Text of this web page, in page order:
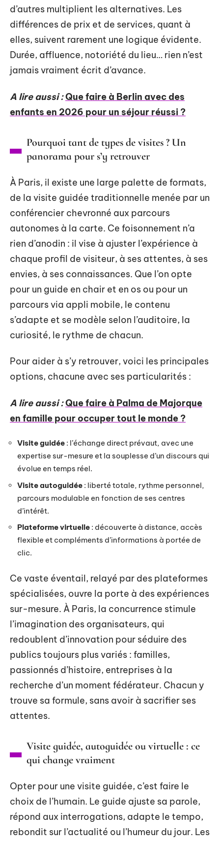
d’autres multiplient les alternatives. Les
différences de prix et de services, quant à
elles, suivent rarement une logique évidente.
Durée, affluence, notoriété du lieu… rien n’est
jamais vraiment écrit d’avance.
A lire aussi :Que faire à Berlin avec des
enfants en 2026 pour un séjour réussi ?
Pourquoi tant de types de visites ? Un
panorama pour s’y retrouver
À Paris, il existe une large palette de formats,
de la visite guidée traditionnelle menée par un
conférencier chevronné aux parcours
autonomes à la carte. Ce foisonnement n’a
rien d’anodin : il vise à ajuster l’expérience à
chaque profil de visiteur, à ses attentes, à ses
envies, à ses connaissances. Que l’on opte
pour un guide en chair et en os ou pour un
parcours via appli mobile, le contenu
s’adapte et se modèle selon l’auditoire, la
curiosité, le rythme de chacun.
Pour aider à s’y retrouver, voici les principales
options, chacune avec ses particularités :
A lire aussi :Que faire à Palma de Majorque
en famille pour occuper tout le monde ?
Visite guidée : l’échange direct prévaut, avec une
expertise sur-mesure et la souplesse d’un discours qui
évolue en temps réel.
Visite autoguidée : liberté totale, rythme personnel,
parcours modulable en fonction de ses centres
d’intérêt.
Plateforme virtuelle : découverte à distance, accès
flexible et compléments d’informations à portée de
clic.
Ce vaste éventail, relayé par des plateformes
spécialisées, ouvre la porte à des expériences
sur-mesure. À Paris, la concurrence stimule
l’imagination des organisateurs, qui
redoublent d’innovation pour séduire des
publics toujours plus variés : familles,
passionnés d’histoire, entreprises à la
recherche d’un moment fédérateur. Chacun y
trouve sa formule, sans avoir à sacrifier ses
attentes.
Visite guidée, autoguidée ou virtuelle : ce
qui change vraiment
Opter pour une visite guidée, c’est faire le
choix de l’humain. Le guide ajuste sa parole,
répond aux interrogations, adapte le tempo,
rebondit sur l’actualité ou l’humeur du jour. Les